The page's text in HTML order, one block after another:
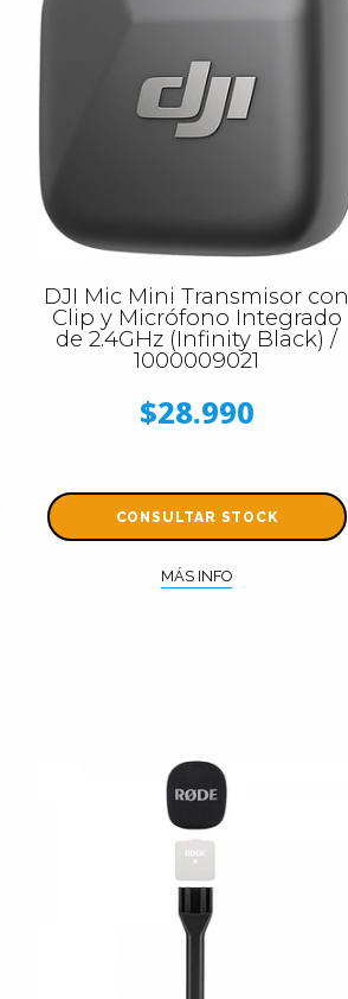
DJI Mic Mini Transmisor con
Clip y Micrófono Integrado
de 2.4GHz (Infinity Black) /
1000009021
$28.990
CONSULTAR STOCK
MÁS INFO